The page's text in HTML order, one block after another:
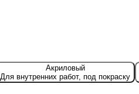
Акриловый
Для внутренних работ, под покраску